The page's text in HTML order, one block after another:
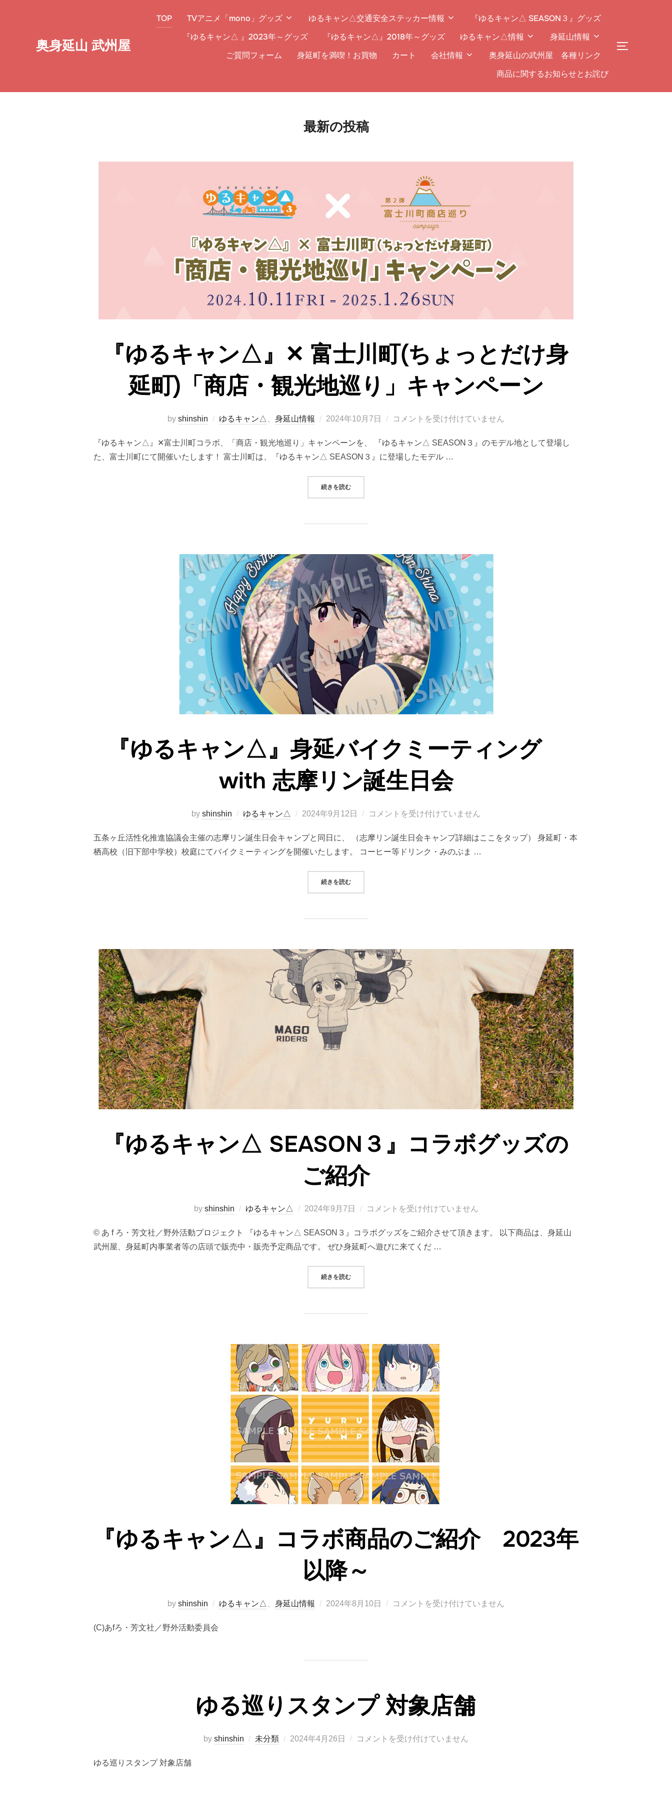
ス
奥身延山 武州屋
TOP TVアニメ「mono」グッズ ゆるキャン△交通安全ステッカー情報
『ゆるキャン△ SEASON３』グッズ
『ゆるキャン△ 』2023年～グッズ
『ゆるキャン△』2018年～グッズ ゆるキャン△情報
身延山情報
ご質問フォーム
身延町を満喫！お買物 カート 会社情報
奥身延山の武州屋 各種リンク
商品に関するお知らせとお詫び
サイドバー
最新の投稿
『ゆるキャン△』✕ 富士川町(ちょっとだけ身
延町)「商店・観光地巡り」キャンペーン
by shinshin ゆるキャン△ 身延山情報
投
日:
2024年10月7日 コメントを受け付けていません
『ゆるキャン△』✕富士川町コラボ、「商店・観光地巡り」キャンペーンを、 『ゆるキャン△ SEASON３』のモデル地として登場し
た、富士川町にて開催いたします！ 富士川町は、『ゆるキャン△ SEASON３』に登場したモデル …
続きを読む“『ゆるキャン△』✕ 富士川町(ちょっとだけ身延町)「商店・観光地巡り」キャンペーン”
『ゆるキャン△』身延バイクミーティング
with 志摩リン誕生日会
by shinshin ゆるキャン△
投
日:
2024年9月12日 コメントを受け付けていません
五条ヶ丘活性化推進協議会主催の志摩リン誕生日会キャンプと同日に、 （志摩リン誕生日会キャンプ詳細はここをタップ） 身延町・本
栖高校（旧下部中学校）校庭にてバイクミーティングを開催いたします。 コーヒー等ドリンク・みのぶま …
続きを読む“『ゆるキャン△』身延バイクミーティング WITH 志摩リン誕生日会”
『ゆるキャン△ SEASON３』コラボグッズの
ご紹介
by shinshin ゆるキャン△
投
日:
2024年9月7日 コメントを受け付けていません
© あ f ろ・芳文社／野外活動プロジェクト 『ゆるキャン△ SEASON３』コラボグッズをご紹介させて頂きます。 以下商品は、身延山
武州屋、身延町内事業者等の店頭で販売中・販売予定商品です。 ぜひ身延町へ遊びに来てくだ …
続きを読む“『ゆるキャン△ SEASON３』コラボグッズのご紹介”
『ゆるキャン△』コラボ商品のご紹介 2023年
以降～
by shinshin ゆるキャン△ 身延山情報
投
2024年8月10日 コメントを受け付けていません
(C)あfろ・芳文社／野外活動委員会
ゆる巡りスタンプ 対象店舗
by shinshin 未分類
投
2024年4月26日 コメントを受け付けていません
ゆる巡りスタンプ 対象店舗